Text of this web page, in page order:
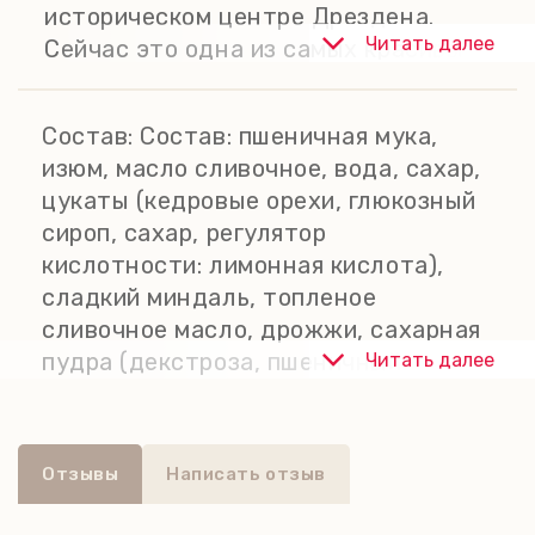
историческом центре Дрездена.
Сейчас это одна из самых красивых
Этот всемирно известный
дрезденский рождественский
штоллен выпекается по старинным
рецептам непосредственно в
Дрездене.
Читать далее
Состав: Состав: пшеничная мука,
изюм, масло сливочное, вода, сахар,
цукаты (кедровые орехи, глюкозный
сироп, сахар, регулятор
кислотности: лимонная кислота),
сладкий миндаль, топленое
сливочное масло, дрожжи, сахарная
пудра (декстроза, пшеничный
апельсиновой цедры (горький
Читать далее
Отзывы Написать отзыв